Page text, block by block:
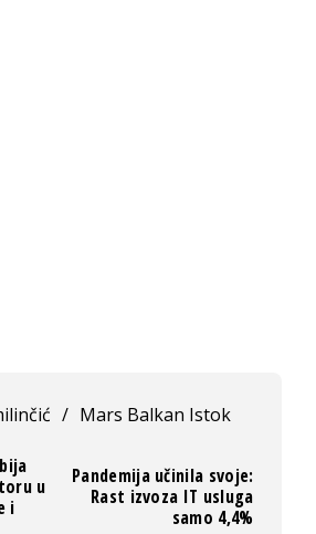
/ Mars Balkan Istok
u
i
Pandemija učinila svoje:
Rast izvoza IT usluga
samo 4,4%